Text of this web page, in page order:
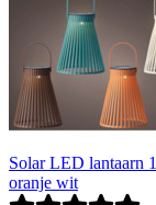
Solar LED lantaarn
oranje wit